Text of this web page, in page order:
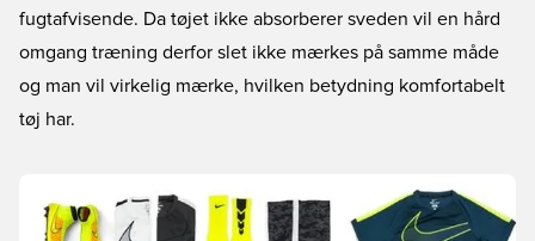
fugtafvisende. Da tøjet ikke absorberer sveden vil en hård
omgang træning derfor slet ikke mærkes på samme måde
og man vil virkelig mærke, hvilken betydning komfortabelt
tøj har.